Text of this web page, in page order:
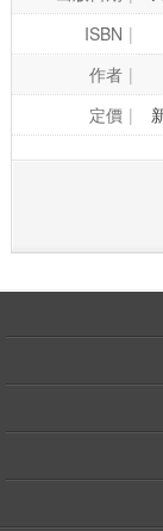
ISBN
作者
定價